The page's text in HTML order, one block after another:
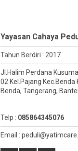
Yayasan Cahaya
Tahun Berdiri : 2017
Jl.Halim Perdana
02 Kel.Pajang
Benda, Tangerang,
Telp : 085864345076
Email :